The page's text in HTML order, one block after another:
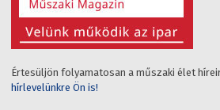
Értesüljön folyamatosan a műszaki élet
hírlevelünkre Ön is!